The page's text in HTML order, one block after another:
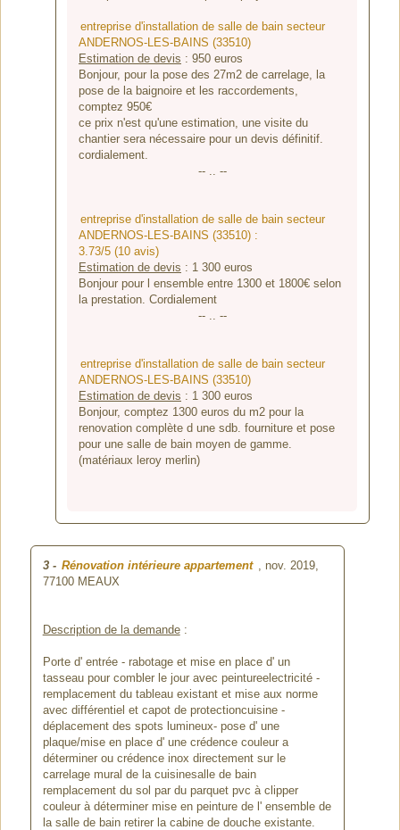
entreprise d'installation de salle de bain secteur
ANDERNOS-LES-BAINS (33510)
Estimation de devis : 950euros
Bonjour, pour la pose des 27m2 de carrelage, la
pose de la baignoire et les raccordements,
comptez 950€
ce prix n'est qu'une estimation, une visite du
chantier sera nécessaire pour un devis définitif.
cordialement.
-- .. --
entreprise d'installation de salle de bain secteur
ANDERNOS-LES-BAINS (33510) :
3.73/5 (10 avis)
Estimation de devis : 1 300euros
Bonjour pour l ensemble entre 1300 et 1800€ selon
la prestation. Cordialement
-- .. --
entreprise d'installation de salle de bain secteur
ANDERNOS-LES-BAINS (33510)
Estimation de devis : 1 300euros
Bonjour, comptez 1300 euros du m2 pour la
renovation complète d une sdb. fourniture et pose
pour une salle de bain moyen de gamme.
(matériaux leroy merlin)
3- Rénovation intérieure appartement , nov. 2019,
77100 MEAUX
Description de la demande:
Porte d' entrée - rabotage et mise en place d' un
tasseau pour combler le jour avec peintureelectricité -
remplacement du tableau existant et mise aux norme
avec différentiel et capot de protectioncuisine -
déplacement des spots lumineux- pose d' une
plaque/mise en place d' une crédence couleur a
déterminer ou crédence inox directement sur le
carrelage mural de la cuisinesalle de bain
remplacement du sol par du parquet pvc à clipper
couleur à déterminer mise en peinture de l' ensemble de
la salle de bain retirer la cabine de douche existante.